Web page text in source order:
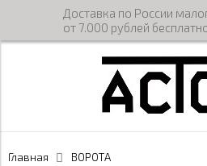
Доставка по России
от 7.000 рублей
Главная
ВОРОТА